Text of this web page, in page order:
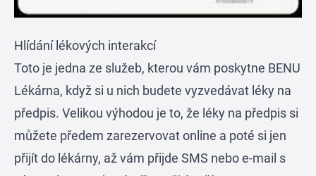
Hlídání lékových interakcí
Toto je jedna ze služeb, kterou vám poskytne BENU
Lékárna, když si u nich budete vyzvedávat léky na
předpis. Velikou výhodou je to, že léky na předpis si
můžete předem zarezervovat online a poté si jen
přijít do lékárny, až vám přijde SMS nebo e-mail s